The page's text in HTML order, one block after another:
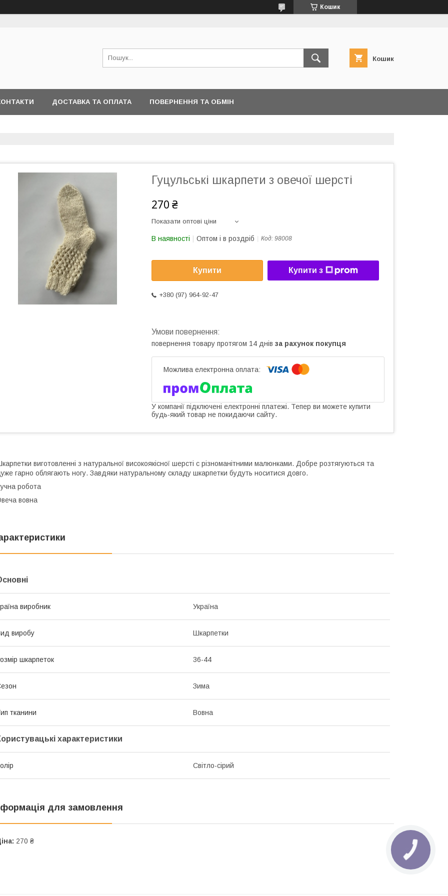
Кошик
Кошик
ДОСТАВКА ТА ОПЛАТА ПОВЕРНЕННЯ ТА ОБМІН
Гуцульські шкарпети з овечої шерсті
270 ₴
Показати оптові ціни
В наявності Оптом і в роздріб Код: 98008
Купити Купити з
+380 (97) 964-92-47
повернення товару протягом 14 днів за рахунок покупця
У компанії підключені електронні платежі. Тепер ви можете купити
будь-який товар не покидаючи сайту.
виготовленні з натуральної високоякісної шерсті с різноманітними малюнками. Добре розтягуються та
гарно облягають ногу. Завдяки натуральному складу шкарпетки будуть носитися довго.
робота
вовна
виробник Україна
виробу Шкарпетки
шкарпеток 36-44
Зима
тканини Вовна
характеристики
Світло-сірий
для замовлення
270 ₴
КНОПКА
ЗВ'ЯЗКУ